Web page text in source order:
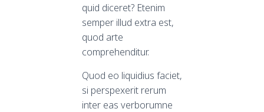
quid diceret? Etenim
semper illud extra est,
quod arte
comprehenditur.
Quod eo liquidius faciet,
si perspexerit rerum
inter eas verborumne